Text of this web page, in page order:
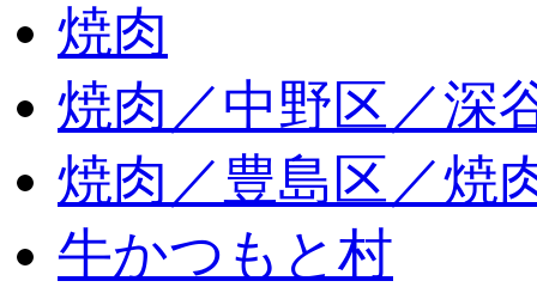
焼肉
焼肉／中野区／深
焼肉／豊島区／焼
牛かつもと村